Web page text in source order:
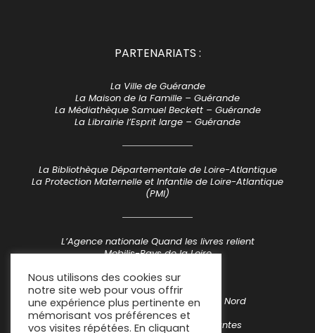
PARTENARIATS :
La Ville de Guérande
La Maison de la Famille – Guérande
La Médiathèque Samuel Beckett – Guérande
La Librairie l’Esprit large – Guérande
La Bibliothèque Départementale de Loire-Atlantique
La Protection Maternelle et Infantile de Loire-Atlantique
(PMI)
L’Agence nationale Quand les livres relient
Mobilis-Pays de la Loire
Lis avec moi – La Sauvegarde du Nord
Lire à voix haute Normandie
Le Centre Bermond-Boquié – Nantes
Nous utilisons des cookies sur
notre site web pour vous offrir
une expérience plus pertinente en
mémorisant vos préférences et
vos visites répétées. En cliquant